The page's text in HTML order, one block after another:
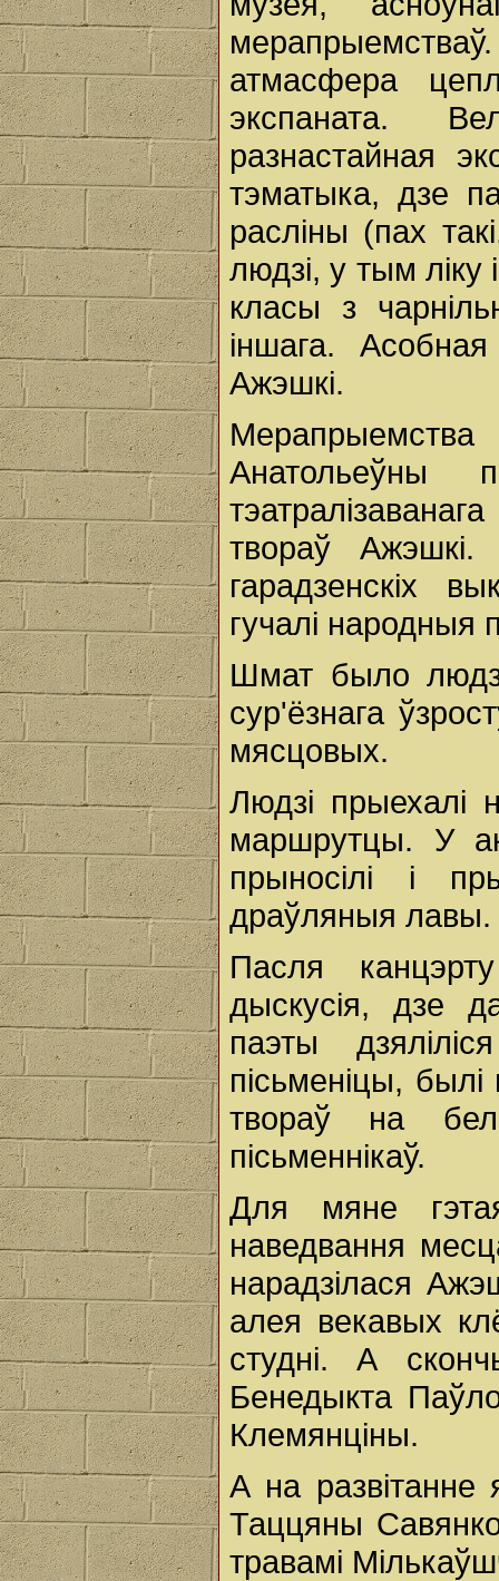
атмасфера
экспаната.
разнастайная
тэматыка, дзе
раслiны (пах
людзi, у тым лiку
класы з
iншага.
Ажэшкi.
Анатольеўны
твораў
гарадзенскiх
гучалi народныя
Шмат было
сур'ёзнага
мясцовых.
Людзi прыехалі
маршрутцы. У
прыносiлi i
драўляныя лавы.
Пасля
дыскусія, дзе
паэты
пiсьменiцы, былi
твораў на
пiсьменнiкаў.
Для мяне
наведвання
нарадзілася
алея векавых
студнi. А
Бенедыкта
Клемянцiны.
А на
Таццяны
травамi